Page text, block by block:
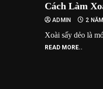
Cách Làm
ADMIN 2
Xoài sấy dẻo là
READ MORE..